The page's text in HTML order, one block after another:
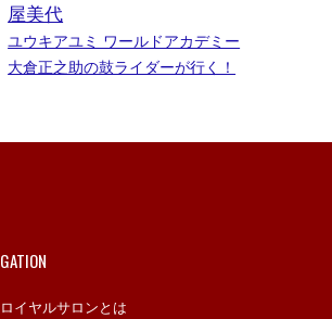
屋美代
ユウキアユミ ワールドアカデミー
大倉正之助の鼓ライダーが行く！
イヤルサロンとは